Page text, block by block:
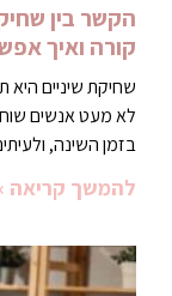
הקשר בין
קורה ואיך
שחיקת שיניים
לא מעט אנשים
בזמן השינה,
להמשך קריאה